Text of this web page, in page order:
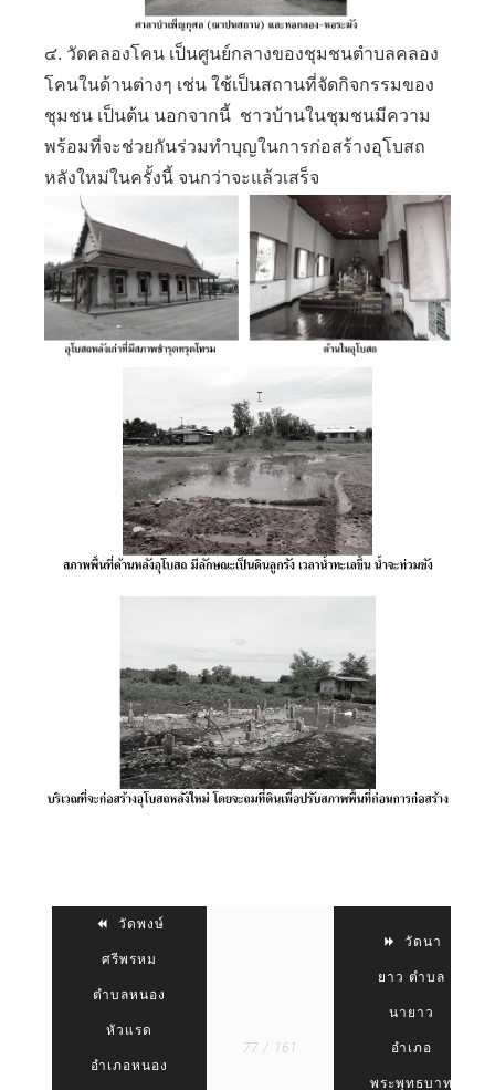
๔. วัดคลองโคน เป็นศูนย์กลางของชุมชนตำบลคลอง
โคนในด้านต่างๆ เช่น ใช้เป็นสถานที่จัดกิจกรรมของ
ชุมชน เป็นต้น นอกจากนี้ ชาวบ้านในชุมชนมีความ
พร้อมที่จะช่วยกันร่วมทำบุญในการก่อสร้างอุโบสถ
หลังใหม่ในครั้งนี้ จนกว่าจะแล้วเสร็จ
วัดพงษ์
ศรีพรหม
ตำบลหนอง
หัวแรด
อำเภอหนอง
77 / 161
วัดนา
ยาว ตำบล
นายาว
อำเภอ
พระพุทธบาท